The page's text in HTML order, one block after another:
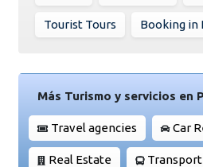
Tourist Tours Booking in
Más Turismo y servicios en
Travel agencies Car
Real Estate